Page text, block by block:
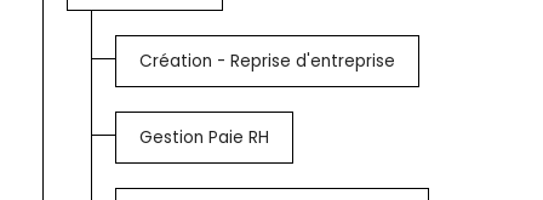
Création - Reprise d'entreprise
Gestion Paie RH